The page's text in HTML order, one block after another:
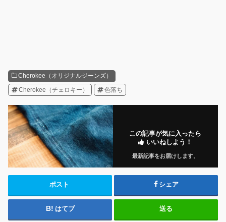
Cherokee（オリジナルジーンズ）
Cherokee（チェロキー）
色落ち
この記事が気に入ったら
いいねしよう！
最新記事をお届けします。
ポスト シェア
はてブ 送る